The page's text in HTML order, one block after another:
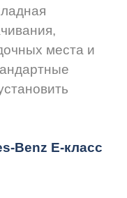
места и
Benz E-класс